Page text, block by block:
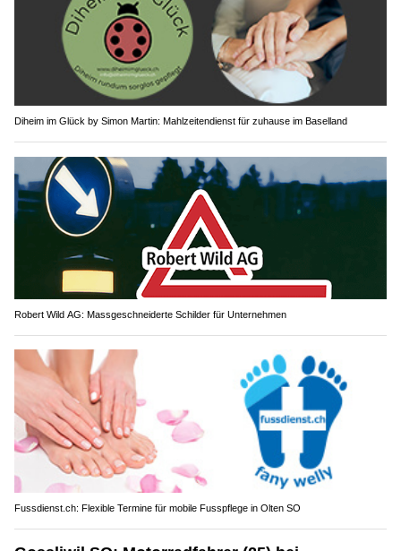
Diheim im Glück by Simon Martin: Mahlzeitendienst für zuhause im Baselland
Robert Wild AG: Massgeschneiderte Schilder für Unternehmen
Fussdienst.ch: Flexible Termine für mobile Fusspflege in Olten SO